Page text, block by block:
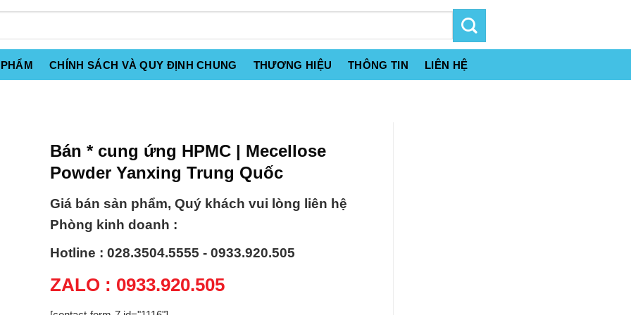
CHÍNH SÁCH VÀ QUY ĐỊNH CHUNG THƯƠNG HIỆU THÔNG TIN LIÊN HỆ
Bán * cung ứng HPMC | Mecellose
Powder Yanxing Trung Quốc
Giá bán sản phẩm, Quý khách vui lòng liên hệ
Phòng kinh doanh :
Hotline : 028.3504.5555 - 0933.920.505
ZALO : 0933.920.505